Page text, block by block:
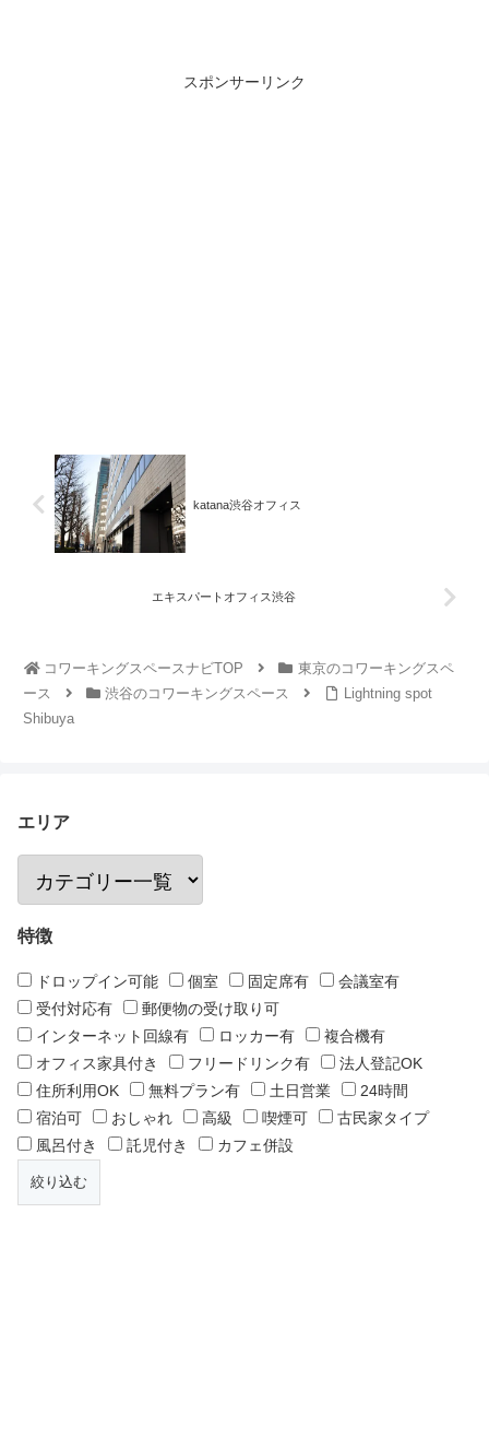
スポンサーリンク
katana渋谷オフィス
エキスパートオフィス渋谷
コワーキングスペースナビTOP
東京のコワーキングスペ
ース
渋谷のコワーキングスペース
Lightning spot
Shibuya
エリア
特徴
ドロップイン可能 個室 固定席有
会議室有
受付対応有
郵便物の受け取り可
インターネット回線有
ロッカー有
複合機有
オフィス家具付き
フリードリンク有
法人登記OK
住所利用OK
無料プラン有 土日営業
24時間
宿泊可
おしゃれ 高級 喫煙可
古民家タイプ
風呂付き
託児付き カフェ併設